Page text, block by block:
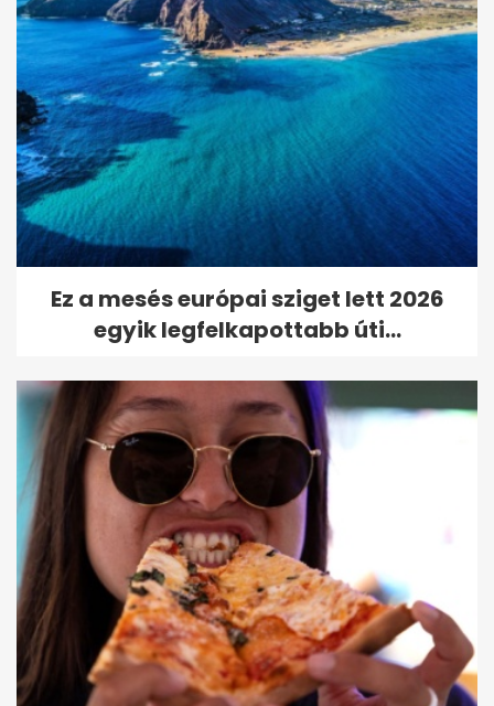
Ez a mesés európai sziget lett 2026
egyik legfelkapottabb úti...